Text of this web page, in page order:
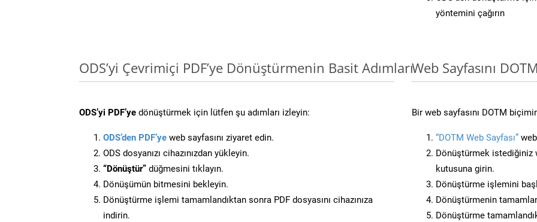
yöntemini çağırın
ODS’yi Çevrimiçi PDF’ye Dönüştürmenin Basit Adımları
ODS’yi PDF’ye dönüştürmek için lütfen şu adımları izleyin:
ODS’den PDF’ye web sayfasını ziyaret edin.
ODS dosyanızı cihazınızdan yükleyin.
“Dönüştür” düğmesini tıklayın.
Dönüşümün bitmesini bekleyin.
Dönüştürme işlemi tamamlandıktan sonra PDF dosyasını cihazınıza
indirin.
Web Sayfasını
Bir web sayfasını DOTM
“DOTM Web Sayfası”
Dönüştürmek istediğiniz
kutusuna girin.
Dönüştürme işlemini
Dönüştürmenin
Dönüştürme